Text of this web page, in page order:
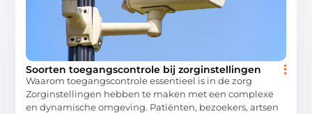
Soorten toegangscontrole bij zorginstellingen
Waarom toegangscontrole essentieel is in de zorg
Zorginstellingen hebben te maken met een complexe
en dynamische omgeving. Patiënten, bezoekers, artsen